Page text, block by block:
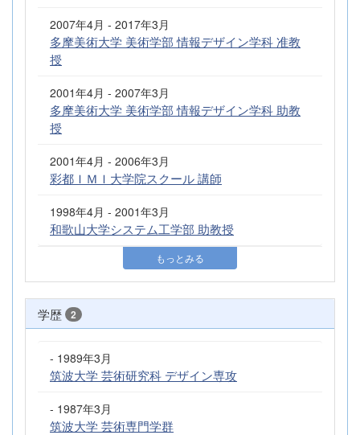
2007年4月 - 2017年3月
多摩美術大学 美術学部 情報デザイン学科 准教
授
2001年4月 - 2007年3月
多摩美術大学 美術学部 情報デザイン学科 助教
授
2001年4月 - 2006年3月
彩都ＩＭＩ大学院スクール 講師
1998年4月 - 2001年3月
和歌山大学システム工学部 助教授
もっとみる
学歴 2
- 1989年3月
筑波大学 芸術研究科 デザイン専攻
- 1987年3月
筑波大学 芸術専門学群